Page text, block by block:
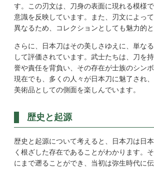
す。この刃文は、刀身の表面に現れる模様
意識を反映しています。また、刃文によっ
異なるため、コレクションとしても魅力的と
さらに、日本刀はその美しさゆえに、単な
して評価されています。武士たちは、刀を
誉や責任を背負い、その存在が士族のシンボ
現在でも、多くの人々が日本刀に魅了され
美術品としての側面を楽しんでいます。
歴史と起源
歴史と起源について考えると、日本刀は日
く根ざした存在であることがわかります。
にまで遡ることができ、当初は弥生時代に